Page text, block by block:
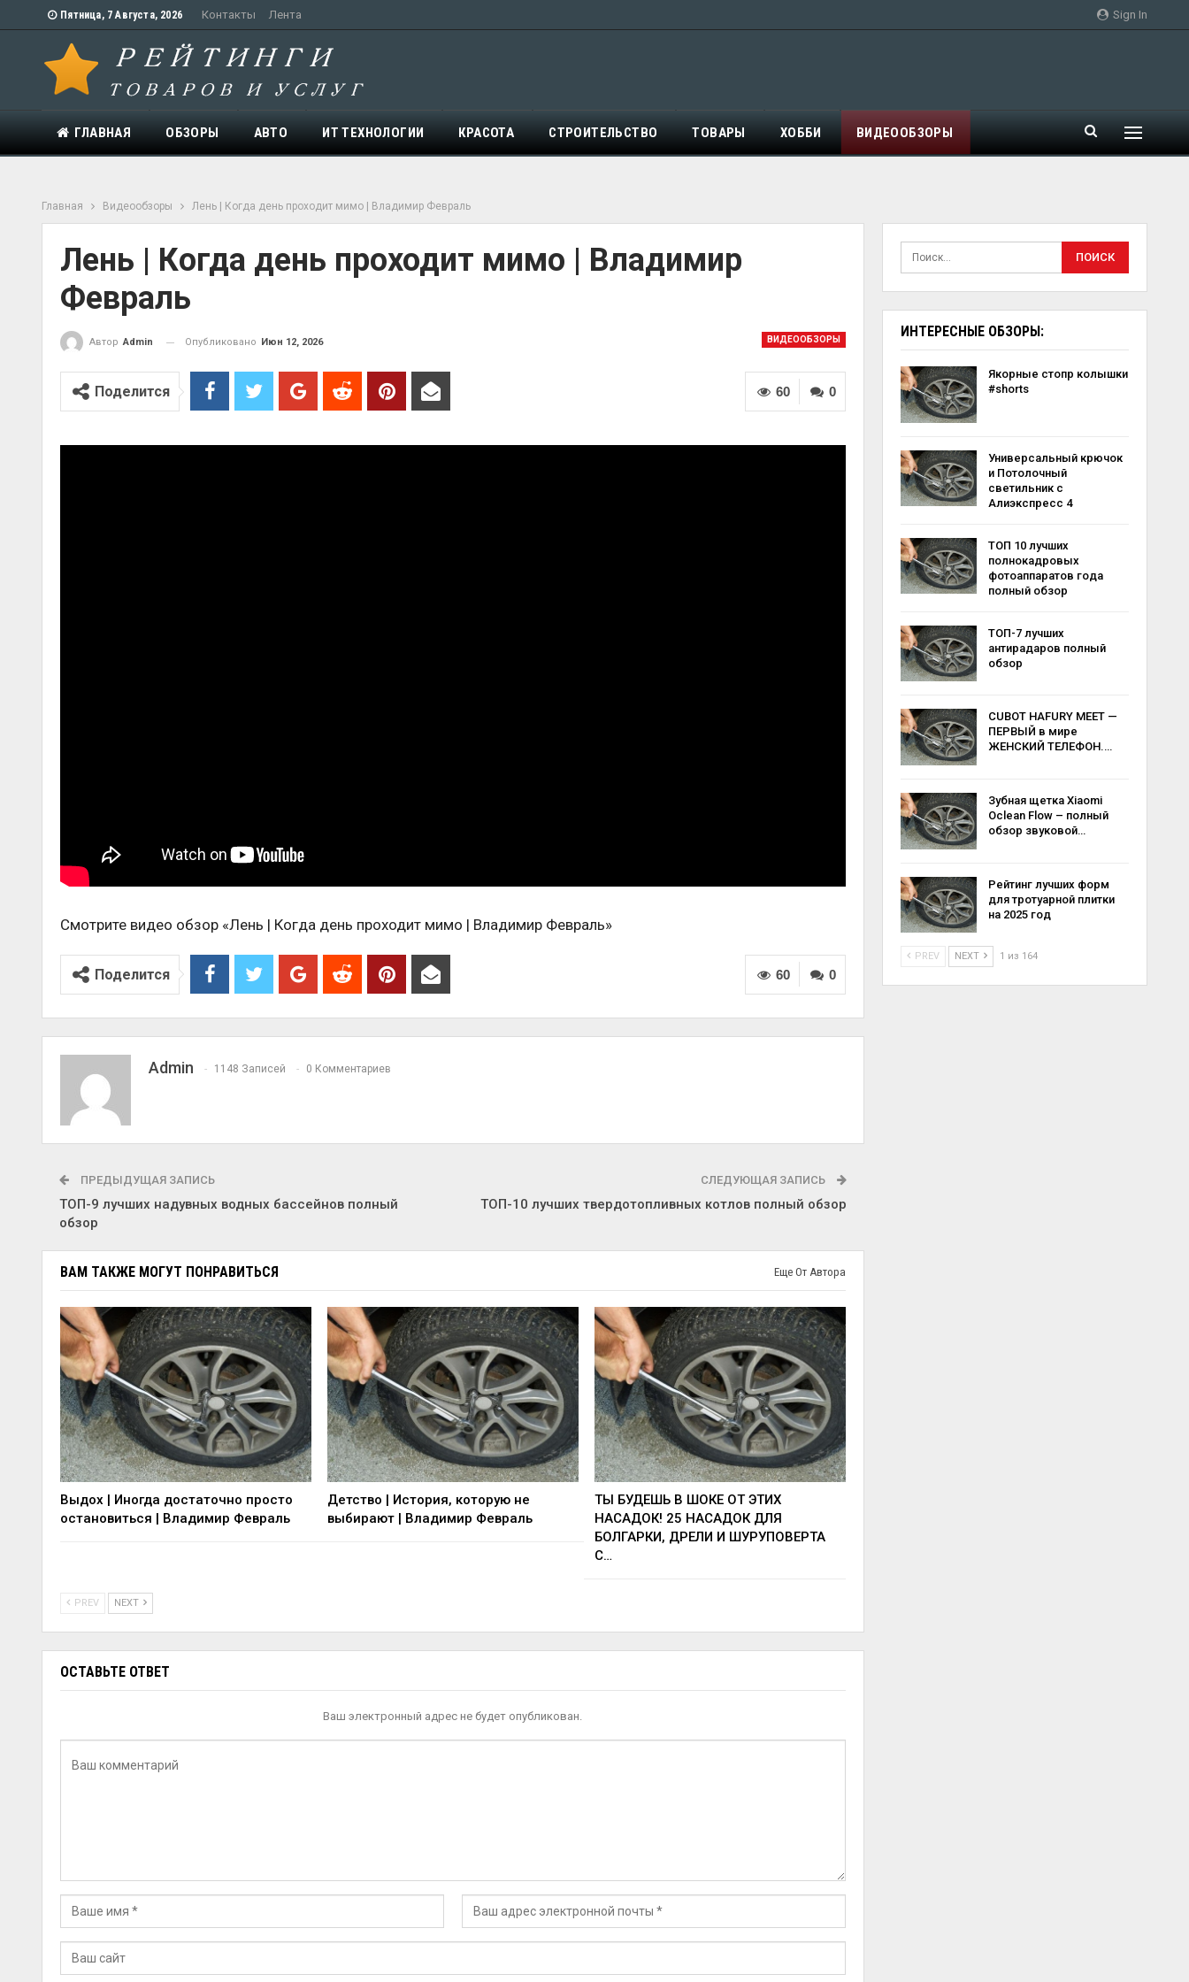
Sign In
Пятница, 7 Августа, 2026 Контакты Лента
ГЛАВНАЯ ОБЗОРЫ АВТО ИТ ТЕХНОЛОГИИ КРАСОТА СТРОИТЕЛЬСТВО ТОВАРЫ ХОББИ ВИДЕООБЗОРЫ
Главная Видеообзоры Лень | Когда день проходит мимо | Владимир Февраль
Лень | Когда день проходит мимо | Владимир
Февраль
ВИДЕООБЗОРЫ
Автор Admin Опубликовано Июн 12, 2026
0
60
Поделится
Смотрите видео обзор «Лень | Когда день проходит мимо | Владимир Февраль»
0
60
Поделится
Admin 1148 Записей 0 Комментариев
ПРЕДЫДУЩАЯ ЗАПИСЬ
ТОП-9 лучших надувных водных бассейнов полный
обзор
СЛЕДУЮЩАЯ ЗАПИСЬ
ТОП-10 лучших твердотопливных котлов полный обзор
ВАМ ТАКЖЕ МОГУТ ПОНРАВИТЬСЯ Еще От Автора
Выдох | Иногда достаточно просто
остановиться | Владимир Февраль
Детство | История, которую не
выбирают | Владимир Февраль
ТЫ БУДЕШЬ В ШОКЕ ОТ ЭТИХ
НАСАДОК! 25 НАСАДОК ДЛЯ
БОЛГАРКИ, ДРЕЛИ И ШУРУПОВЕРТА
С…
PREV NEXT
ОСТАВЬТЕ ОТВЕТ
Ваш электронный адрес не будет опубликован.
ИНТЕРЕСНЫЕ ОБЗОРЫ:
Якорные стопр колышки
#shorts
Универсальный крючок
и Потолочный
светильник с
Алиэкспресс 4
ТОП 10 лучших
полнокадровых
фотоаппаратов года
полный обзор
ТОП-7 лучших
антирадаров полный
обзор
CUBOT HAFURY MEET —
ПЕРВЫЙ в мире
ЖЕНСКИЙ ТЕЛЕФОН.…
Зубная щетка Xiaomi
Oclean Flow – полный
обзор звуковой…
Рейтинг лучших форм
для тротуарной плитки
на 2025 год
PREV NEXT 1 из 164